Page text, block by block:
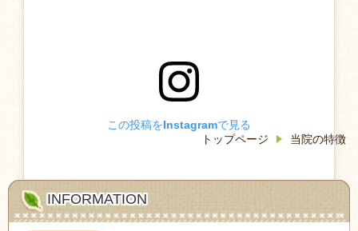
この投稿をInstagramで見る
トップページ 当院の特徴
INFORMATION